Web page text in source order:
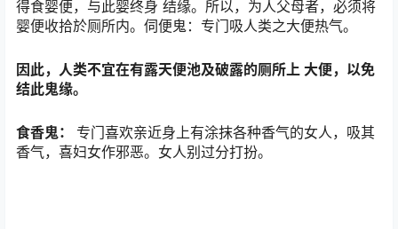
得食婴便，与此婴终身 结缘。所以，为人父母者，必须将
婴便收拾於厕所内。伺便鬼：专门吸人类之大便热气。
因此，人类不宜在有露天便池及破露的厕所上 大便，以免
结此鬼缘。
食香鬼： 专门喜欢亲近身上有涂抹各种香气的女人，吸其
香气，喜妇女作邪恶。女人别过分打扮。